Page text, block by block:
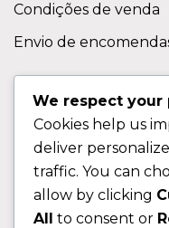
Condições de venda
Envio de
Contactos
Sobre nos
FAQ (Perguntas
We respect your
Cookies help us
deliver
traffic. You can
allow by clicking
All to consent or